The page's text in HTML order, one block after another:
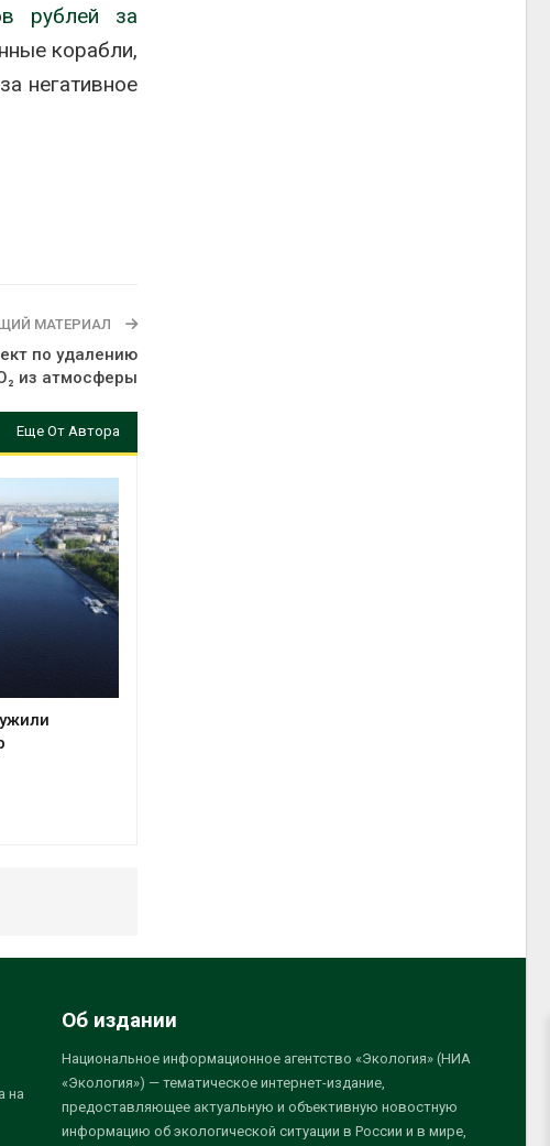
рублей за
корабли,
негативное
МАТЕРИАЛ
по удалению
из атмосферы
Еще От Автора
на
Об издании
Национальное информационное агентство «Экология» (НИА
«Экология») — тематическое интернет-издание,
предоставляющее актуальную и объективную новостную
информацию об экологической ситуации в России и в мире,